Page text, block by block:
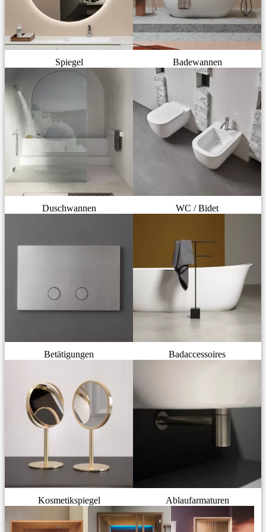
Spiegel Badewannen
Duschwannen WC / Bidet
Betätigungen Badaccessoires
Kosmetikspiegel Ablaufarmaturen